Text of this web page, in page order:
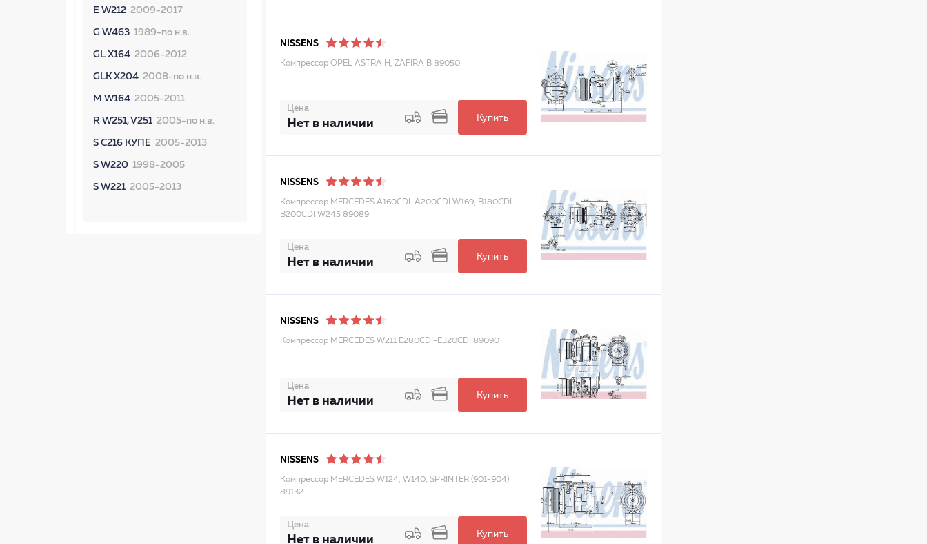
E W212 2009-2017
G W463 1989-по н.в.
GL X164 2006-2012
GLK X204 2008-по н.в.
M W164 2005-2011
R W251, V251 2005-по н.в.
S C216 КУПЕ 2005-2013
S W220 1998-2005
S W221 2005-2013
NISSENS
Компрессор OPEL ASTRA H, ZAFIRA B 89050
Цена
Нет в наличии Купить
NISSENS
Компрессор MERCEDES A160CDI-A200CDI W169, B180CDI-
B200CDI W245 89089
Цена
Нет в наличии Купить
NISSENS
Компрессор MERCEDES W211 E280CDI-E320CDI 89090
Цена
Нет в наличии Купить
NISSENS
Компрессор MERCEDES W124, W140, SPRINTER (901-904)
89132
Цена
Нет в наличии Купить